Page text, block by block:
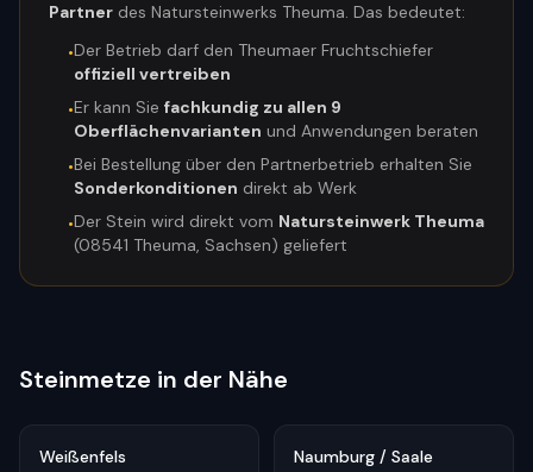
Partner des Natursteinwerks Theuma. Das bedeutet:
•Der Betrieb darf den Theumaer Fruchtschiefer
offiziell vertreiben
•Er kann Sie fachkundig zu allen 9
Oberflächenvarianten und Anwendungen beraten
•Bei Bestellung über den Partnerbetrieb erhalten Sie
Sonderkonditionen direkt ab Werk
•Der Stein wird direkt vom Natursteinwerk Theuma
(08541 Theuma, Sachsen) geliefert
Steinmetze in der Nähe
Weißenfels Naumburg / Saale